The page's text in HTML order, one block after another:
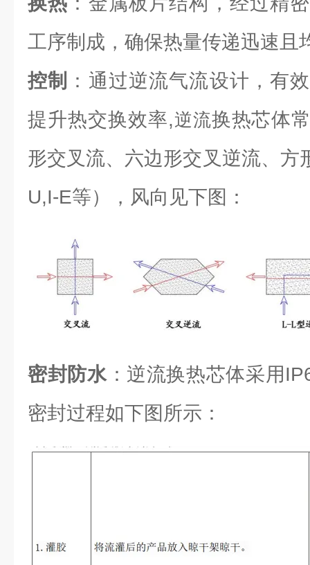
工序制成，确保热量传递迅速且
控制
：通过逆流气流设计，有
提升热交换效率,逆流换热芯体
形交叉流、六边形交叉逆流、方
U,I-E等），风向见下图：
密封防水：逆流换热芯体采用
密封过程如下图所示：